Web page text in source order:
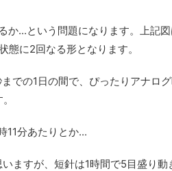
か...という問題になります。上記
態に2回なる形となります。
での1日の間で、ぴったりアナロ
11分あたりとか...
ますが、短針は1時間で5目盛り動